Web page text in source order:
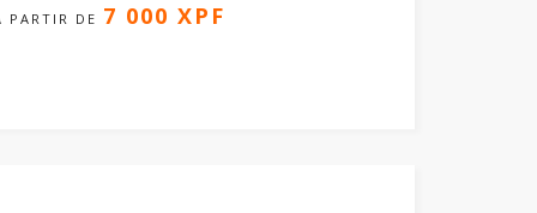
PARTIR DE 7 000 XPF